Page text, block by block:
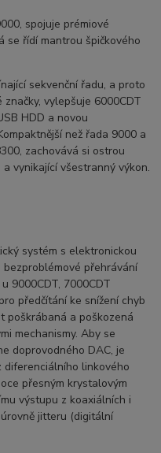
spojuje prémiové
se řídí mantrou špičkového
sekvenční řadu, a proto
vylepšuje 6000CDT
HDD a novou
než řada 9000 a
zachovává si ostrou
vynikající všestranný výkon.
systém s elektronickou
přehrávání
9000CDT, 7000CDT
předčítání ke snížení chyb
poškrábaná a poškozená
mechanismy. Aby se
doprovodného DAC, je
diferenciálního linkového
přesným krystalovým
výstupu z koaxiálních i
jitteru (digitální